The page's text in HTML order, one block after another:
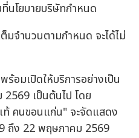
นโยบายบริษัทกำหนด
ต็มจำนวนตามกำหนด จะได้ไม่
อมเปิดให้บริการอย่างเป็น
เป็นต้นไป โดย
คนขอนแก่น" จะจัดแสดง
ถึง 22 พฤษภาคม 2569